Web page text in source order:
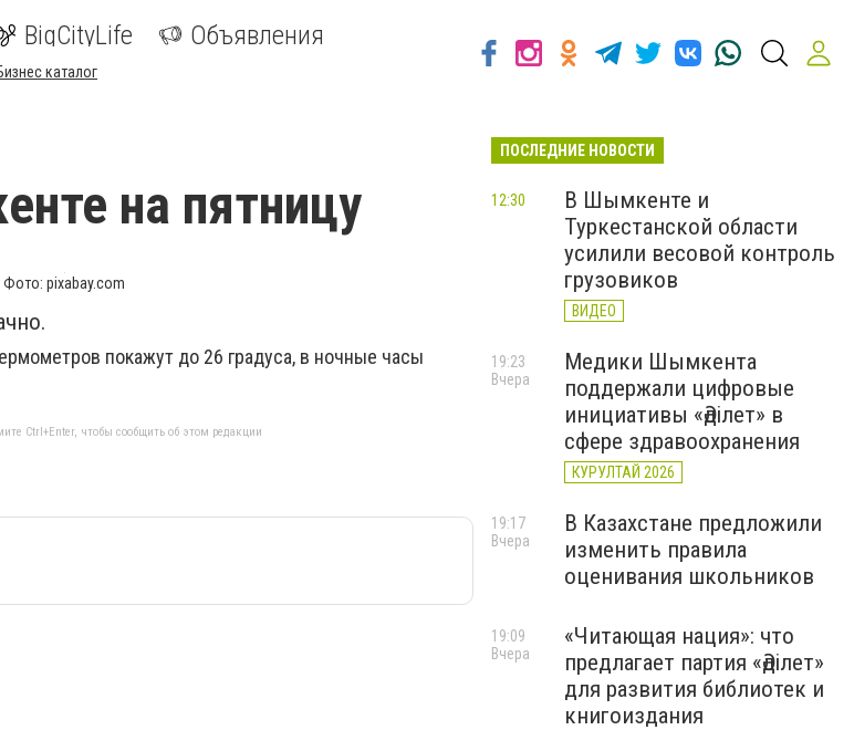
BigCityLife Объявления
каталог
на пятницу
Фото: pixabay.com
покажут до 26 градуса, в ночные часы
Ctrl+Enter, чтобы сообщить об этом редакции
ПОСЛЕДНИЕ НОВОСТИ
В Шымкенте и
Туркестанской области
усилили весовой контроль
грузовиков
ВИДЕО
12:30
Медики Шымкента
поддержали цифровые
инициативы «Әділет» в
сфере здравоохранения
КУРУЛТАЙ 2026
19:23
Вчера
В Казахстане предложили
изменить правила
оценивания школьников
19:17
Вчера
«Читающая нация»: что
предлагает партия «Әділет»
для развития библиотек и
книгоиздания
19:09
Вчера